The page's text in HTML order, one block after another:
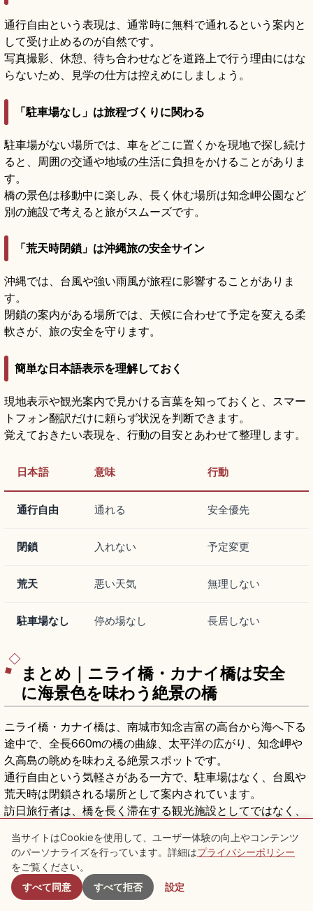
通行自由という表現は、通常時に無料で通れるという案内と
して受け止めるのが自然です。
写真撮影、休憩、待ち合わせなどを道路上で行う理由にはな
らないため、見学の仕方は控えめにしましょう。
「駐車場なし」は旅程づくりに関わる
駐車場がない場所では、車をどこに置くかを現地で探し続け
ると、周囲の交通や地域の生活に負担をかけることがありま
す。
橋の景色は移動中に楽しみ、長く休む場所は知念岬公園など
別の施設で考えると旅がスムーズです。
「荒天時閉鎖」は沖縄旅の安全サイン
沖縄では、台風や強い雨風が旅程に影響することがありま
す。
閉鎖の案内がある場所では、天候に合わせて予定を変える柔
軟さが、旅の安全を守ります。
簡単な日本語表示を理解しておく
現地表示や観光案内で見かける言葉を知っておくと、スマー
トフォン翻訳だけに頼らず状況を判断できます。
覚えておきたい表現を、行動の目安とあわせて整理します。
日本語 意味 行動
通行自由 通れる 安全優先
閉鎖 入れない 予定変更
荒天 悪い天気 無理しない
駐車場なし 停め場なし 長居しない
まとめ｜ニライ橋・カナイ橋は安全
に海景色を味わう絶景の橋
ニライ橋・カナイ橋は、南城市知念吉富の高台から海へ下る
途中で、全長660mの橋の曲線、太平洋の広がり、知念岬や
久高島の眺めを味わえる絶景スポットです。
通行自由という気軽さがある一方で、駐車場はなく、台風や
荒天時は閉鎖される場所として案内されています。
訪日旅行者は、橋を長く滞在する観光施設としてではなく、
う景色として楽しむと、無理のない旅になります。
安全と地域への配慮を忘れずに眺めれば、ニライカナイとい
う名前に重なる、海の向こうへ開けていくような感覚が旅の
記憶に残ります。
付近のスポット
当サイトはCookieを使用して、ユーザー体験の向上やコンテンツ
のパーソナライズを行っています。詳細はプライバシーポリシー
をご覧ください。
すべて同意
すべて拒否 設定